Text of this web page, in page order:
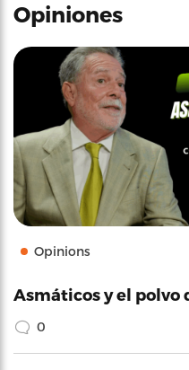
Opiniones
Opinions
Asmáticos y el polvo
0